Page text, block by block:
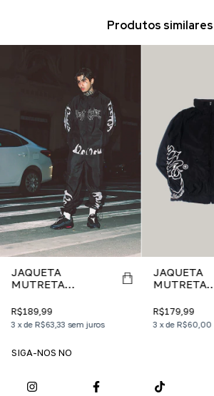
Produtos similares
JAQUETA
MUTRETA
R$189,99
3 xde R$63,33 sem juros
JAQUETA
MUTRETA
R$179,99
3 xdeR$60,00
SIGA-NOS NO